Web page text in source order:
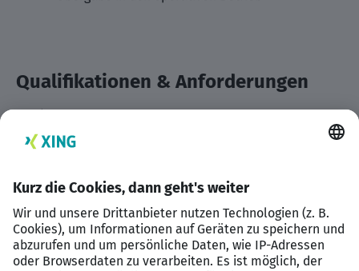
Qualifikationen & Anforderungen
Konzeption von Netzwerken auf Enterprise-Level
(bevorzugt Sophos) und Netzwerk-Hardware
(bevorzugt Aruba)
Nachweisbare Praxis in der (Teil-)Projektleitung
von IT-Infrastrukturprojekten